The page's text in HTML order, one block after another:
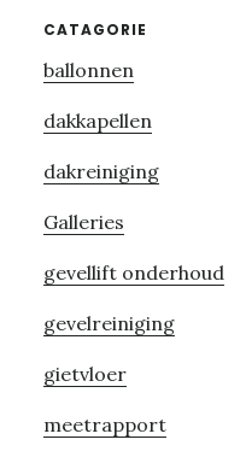
Primary
Sidebar
CATAGORIE
ballonnen
dakkapellen
dakreiniging
Galleries
gevellift onderhoud
gevelreiniging
gietvloer
meetrapport